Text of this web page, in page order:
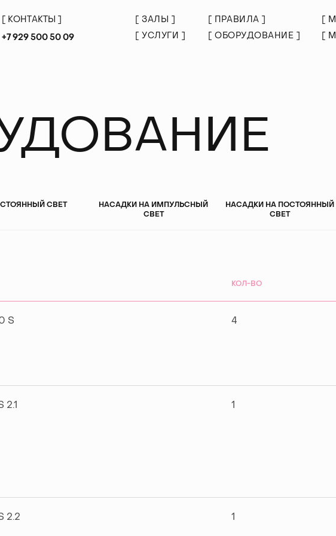
+7 929 500 50 09
[ КОНТАКТЫ ]
[ М
[ М
[ М
[ ПРАВИЛА ]
[ П РАВИЛ А ]
[ ОБОРУДОВАНИЕ ]
[ УСЛУГИ ]
[ ЗАЛЫ ]
[ З А ЛЫ ]
СВЕТ
НАСАДКИ НА ИМПУЛЬСНЫЙ
СВЕТ
НАСАДКИ НА ПОСТОЯННЫЙ
СВЕТ
КОЛ-ВО
S 4
2.1 1
2.2 1